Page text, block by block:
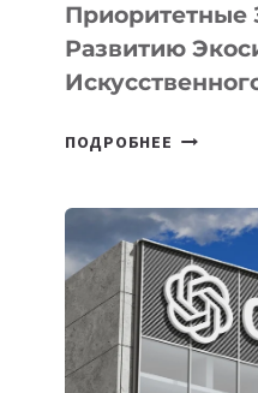
Приоритетные
Развитию
ПОДРОБНЕЕ
ЗАДАЧИ
ПО